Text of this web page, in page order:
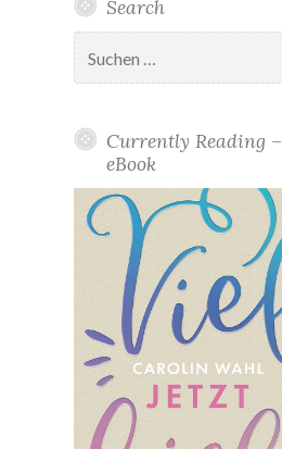
Search
nach:
Currently Reading –
eBook